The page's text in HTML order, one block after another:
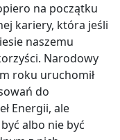
na początku
kariery, która jeśli
naszemu
Narodowy
roku uruchomił
do
Energii, ale
albo nie być